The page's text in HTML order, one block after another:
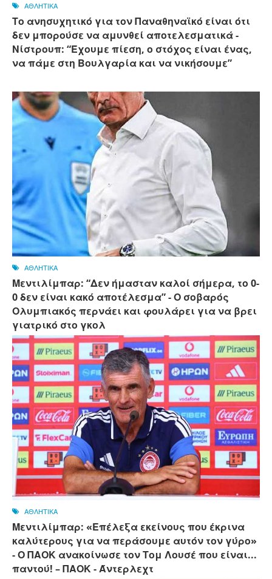
ΑΘΛΗΤΙΚΑ
Το ανησυχητικό για τον Παναθηναϊκό είναι ότι
δεν μπορούσε να αμυνθεί αποτελεσματικά -
Νίστρουπ: “Έχουμε πίεση, ο στόχος είναι ένας,
να πάμε στη Βουλγαρία και να νικήσουμε”
ΑΘΛΗΤΙΚΑ
Μεντιλίμπαρ: “Δεν ήμασταν καλοί σήμερα, το 0-
0 δεν είναι κακό αποτέλεσμα” - Ο σοβαρός
Ολυμπιακός περνάει και φουλάρει για να βρει
γιατρικό στο γκολ
ΑΘΛΗΤΙΚΑ
Μεντιλίμπαρ: «Επέλεξα εκείνους που έκρινα
καλύτερους για να περάσουμε αυτόν τον γύρο»
- Ο ΠΑΟΚ ανακοίνωσε τον Τομ Λουσέ που είναι...
παντού! – ΠΑΟΚ - Άντερλεχτ